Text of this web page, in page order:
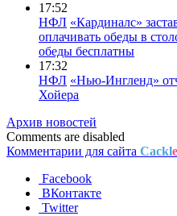
17:52
НФЛ «Кардиналс»
оплачивать обеды в
обеды бесплатны
17:32
НФЛ «Нью-Ингленд»
Хойера
Архив новостей
Comments are disabled
Комментарии для сайта Cackle
Facebook
ВКонтакте
Twitter